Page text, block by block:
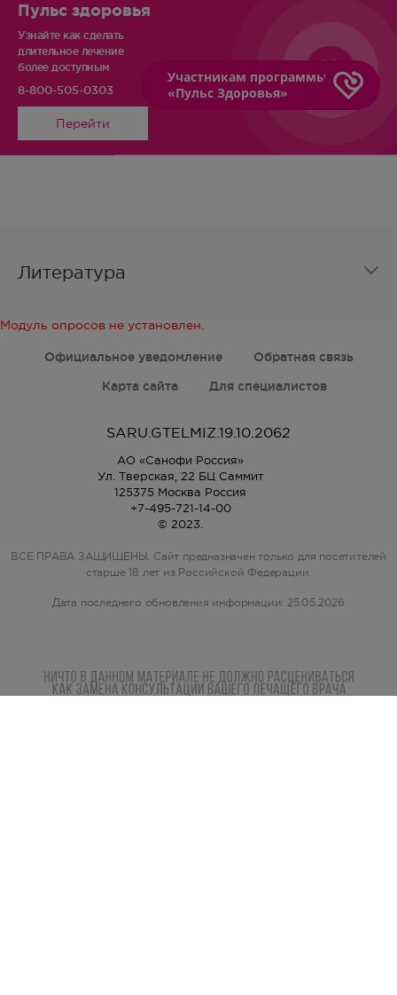
Пульс здоровья
Узнайте как сделать
длительное лечение
более доступным
8-800-505-0303
Перейти
Литература
Модуль опросов не установлен.
SARU.GTELMIZ.19.10.2062
АО «Санофи Россия»
Ул. Тверская, 22 БЦ Саммит
125375 Москва Россия
+7-495-721-14-00
© 2023.
ВСЕ ПРАВА ЗАЩИЩЕНЫ. Сайт предназначен только для посетителей
старше 18 лет из Российской Федерации.
Дата последнего обновления информации: 25.05.2026
Официальное уведомление Обратная связь
Карта сайта Для специалистов
Участникам программы
«Пульс Здоровья»